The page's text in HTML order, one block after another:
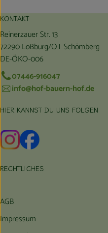
KONTAKT
Reinerzauer Str. 13
72290 Loßburg/OT Schömberg
DE-ÖKO-006
07446-916047
info@hof-bauern-hof.de
HIER KANNST DU UNS FOLGEN
Externer Link zu https://
Externer Link zu
RECHTLICHES
AGB
Impressum